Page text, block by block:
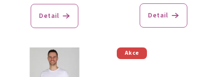
Detail Detail
Akce